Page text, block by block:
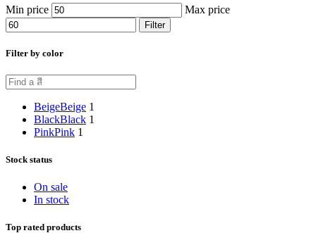
Min price Max price
Filter
Filter by color
BeigeBeige 1
BlackBlack 1
PinkPink 1
Stock status
On sale
In stock
Top rated products